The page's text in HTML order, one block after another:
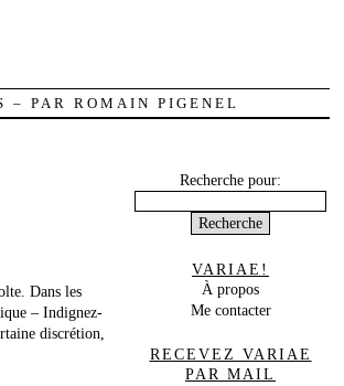
– PAR ROMAIN PIGENEL
Dans les
– Indignez-
discrétion,
Recherche pour:
VARIAE!
À propos
Me contacter
RECEVEZ VARIAE
PAR MAIL